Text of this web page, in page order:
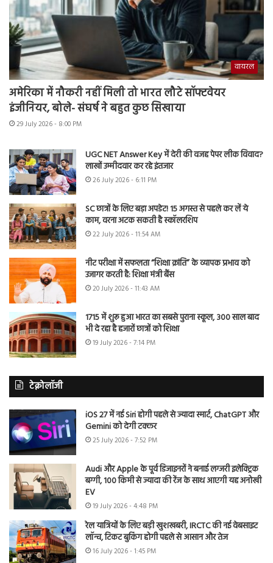
वायरल
अमेरिका में नौकरी नहीं मिली तो भारत लौटे सॉफ्टवेयर
इंजीनियर, बोले- संघर्ष ने बहुत कुछ सिखाया
29 July 2026 - 8:00 PM
UGC NET Answer Key में देरी की वजह पेपर लीक विवाद?
लाखों उम्मीदवार कर रहे इंतजार
26 July 2026 - 6:11 PM
SC छात्रों के लिए बड़ा अपडेट! 15 अगस्त से पहले कर लें ये
काम, वरना अटक सकती है स्कॉलरशिप
22 July 2026 - 11:54 AM
नीट परीक्षा में सफलता “शिक्षा क्रांति” के व्यापक प्रभाव को
उजागर करती है: शिक्षा मंत्री बैंस
20 July 2026 - 11:43 AM
1715 में शुरू हुआ भारत का सबसे पुराना स्कूल, 300 साल बाद
भी दे रहा है हजारों छात्रों को शिक्षा
19 July 2026 - 7:14 PM
टेक्नोलॉजी
iOS 27 में नई Siri होगी पहले से ज्यादा स्मार्ट, ChatGPT और
Gemini को देगी टक्कर
25 July 2026 - 7:52 PM
Audi और Apple के पूर्व डिजाइनरों ने बनाई लग्जरी इलेक्ट्रिक
बग्गी, 100 किमी से ज्यादा की रेंज के साथ आएगी यह अनोखी
EV
19 July 2026 - 4:48 PM
रेल यात्रियों के लिए बड़ी खुशखबरी, IRCTC की नई वेबसाइट
लॉन्च, टिकट बुकिंग होगी पहले से आसान और तेज
16 July 2026 - 1:45 PM